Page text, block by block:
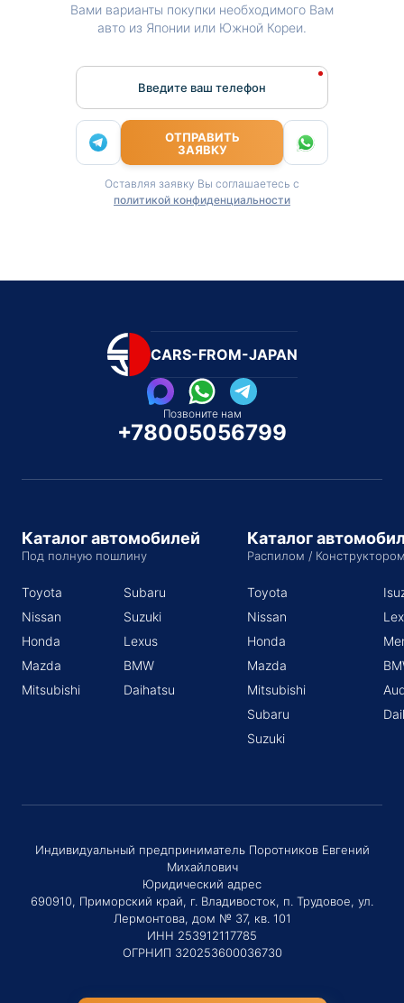
Вами варианты покупки необходимого Вам
авто из Японии или Южной Кореи.
Введите ваш телефон
ОТПРАВИТЬ
ЗАЯВКУ
Оставляя заявку Вы соглашаетесь с
политикой конфиденциальности
CARS-FROM-JAPAN
Позвоните нам
+78005056799
Каталог автомобилей
Под полную пошлину
Toyota
Nissan
Honda
Mazda
Mitsubishi
Subaru
Suzuki
Lexus
BMW
Daihatsu
Каталог
Распилом /
Toyota
Nissan
Honda
Mazda
Mitsubishi
Subaru
Suzuki
Индивидуальный предприниматель Поротников Евгений
Михайлович
Юридический адрес
690910, Приморский край, г. Владивосток, п. Трудовое, ул.
Лермонтова, дом № 37, кв. 101
ИНН 253912117785
ОГРНИП 320253600036730